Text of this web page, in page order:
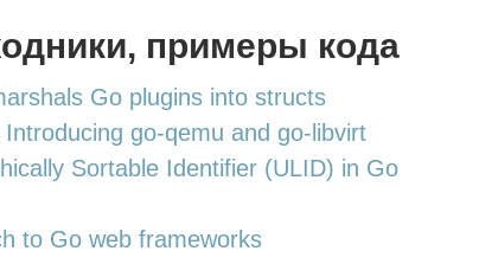
примеры кода
Go plugins into structs
go-qemu and go-libvirt
Sortable Identifier (ULID) in Go
to Go web frameworks